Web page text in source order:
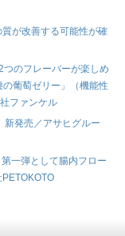
が改善する可能性が確
のフレーバーが楽しめ
葡萄ゼリー」（機能性
ファンケル
新発売／アサヒグルー
一弾として腸内フロー